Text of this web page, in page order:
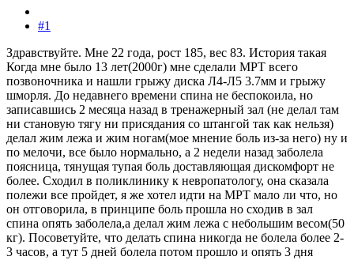
#1
Здравствуйте. Мне 22 года, рост 185, вес 83. История такая
Когда мне было 13 лет(2000г) мне сделали МРТ всего
позвоночника и нашли грыжу диска Л4-Л5 3.7мм и грыжу
шморля. До недавнего времени спина не беспокоила, но
записавшись 2 месяца назад в тренажерный зал (не делал там
ни становую тягу ни присядания со штангой так как нельзя)
делал жим лежа и жим ногам(мое мнение боль из-за него) ну и
по мелочи, все было нормально, а 2 недели назад заболела
поясница, тянущая тупая боль доставляющая дискомфорт не
более. Сходил в поликлинику к невропатологу, она сказала
полежи все пройдет, я же хотел идти на МРТ мало ли что, но
он отговорила, в принципе боль прошла но сходив в зал
спина опять заболела,а делал жим лежа с небольшим весом(50
кг). Посоветуйте, что делать спина никогда не болела более 2-
3 часов, а тут 5 дней болела потом прошло и опять 3 дня